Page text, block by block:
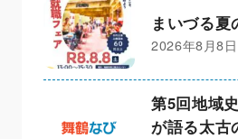
まいづる夏
2026年8月8
第5回地域
が語る太古